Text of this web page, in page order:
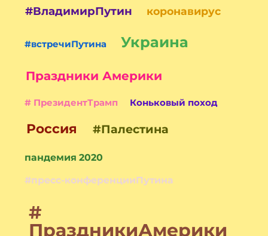
#ВладимирПутин коронавирус
#встречиПутина Украина
Праздники Америки
# ПрезидентТрамп Коньковый поход
Россия #Палестина
пандемия 2020
#пресс-конференцииПутина
#
ПраздникиАмерики